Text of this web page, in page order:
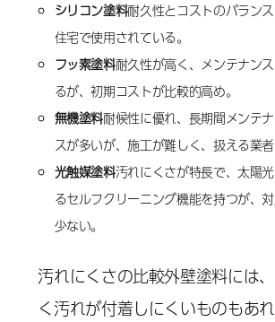
シリコン塗料耐久性とコストのバラン
住宅で使用されている。
フッ素塗料耐久性が高く、メンテナン
るが、初期コストが比較的高め。
無機塗料耐候性に優れ、長期間メンテ
スが多いが、施工が難しく、扱える業者
光触媒塗料汚れにくさが特長で、太陽
るセルフクリーニング機能を持つが、
少ない。
汚れにくさの比較外壁塗料には
く汚れが付着しにくいものもあ